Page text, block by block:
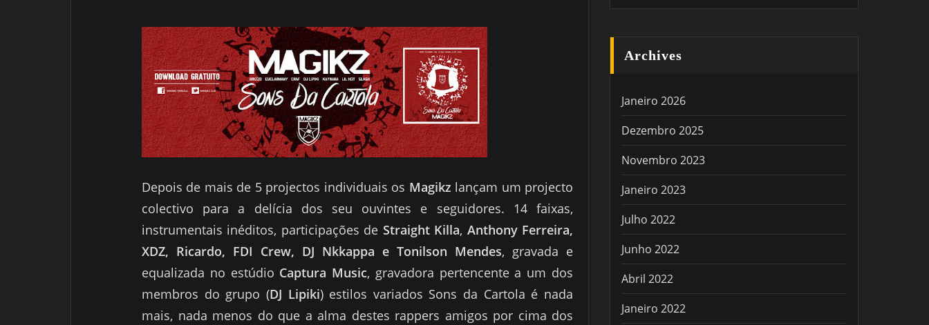
Depois de mais de 5 projectos individuais os Magikz lançam um projecto
colectivo para a delícia dos seu ouvintes e seguidores. 14 faixas,
instrumentais inéditos, participações de Straight Killa, Anthony Ferreira,
XDZ, Ricardo, FDI Crew, DJ Nkkappa e Tonilson Mendes, gravada e
equalizada no estúdio Captura Music, gravadora pertencente a um dos
membros do grupo (DJ Lipiki) estilos variados Sons da Cartola é nada
mais, nada menos do que a alma destes rappers amigos por cima dos
Archives
Janeiro 2026
Dezembro 2025
Novembro 2023
Janeiro 2023
Julho 2022
Junho 2022
Abril 2022
Janeiro 2022